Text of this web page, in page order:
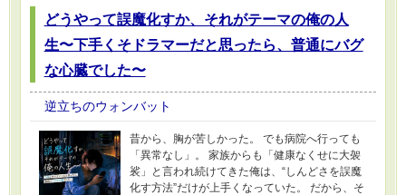
どうやって誤魔化すか、それがテーマの俺の人
生〜下手くそドラマーだと思ったら、普通にバグ
な心臓でした〜
逆立ちのウォンバット
昔から、胸が苦しかった。 でも病院へ行っても
「異常なし」。 家族からも「健康なくせに大袈
裟」と言われ続けてきた俺は、“しんどさを誤魔
化す方法”だけが上手くなっていた。 だから、そ